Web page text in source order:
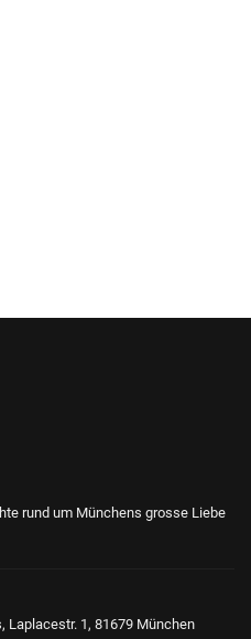
rund um Münchens grosse Liebe
Laplacestr. 1, 81679 München